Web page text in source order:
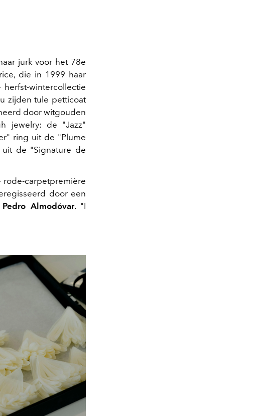
jurk voor het 78e
die in 1999 haar
wintercollectie
zijden tule petticoat
door witgouden
jewelry: de "Jazz"
ring uit de "Plume
de "Signature de
rode-carpetpremière
door een
Pedro Almodóvar. "I